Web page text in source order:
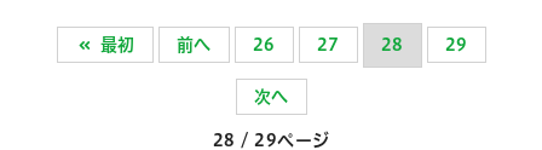
最初 前へ 26 27 28 29
次へ
28 / 29ページ